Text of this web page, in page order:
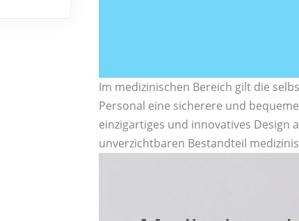
Im medizinischen Bereich gilt die
Personal eine sicherere und
einzigartiges und innovatives Design
unverzichtbaren Bestandteil